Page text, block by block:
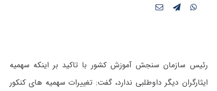
رئیس سازمان سنجش آموزش کشور با تاکید بر اینکه سهمیه
ایثارگران دیگر داوطلبی ندارد، گفت: تغییرات سهمیه های کنکور